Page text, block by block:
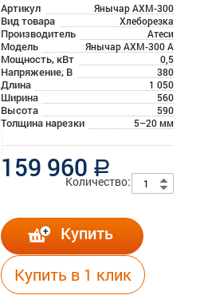
Артикул Янычар АХМ-300
Вид товара Хлеборезка
Производитель Атеси
Модель Янычар АХМ-300 А
Мощность, кВт 0,5
Напряжение, В 380
Длина 1 050
Ширина 560
Высота 590
Толщина нарезки 5–20 мм
159 960 a
Количество:
Купить
Купить в 1 клик